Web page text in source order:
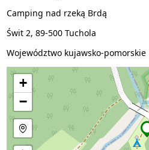
Camping nad rzeką Brdą
Świt 2, 89-500 Tuchola
Województwo kujawsko-pomorskie
+
−